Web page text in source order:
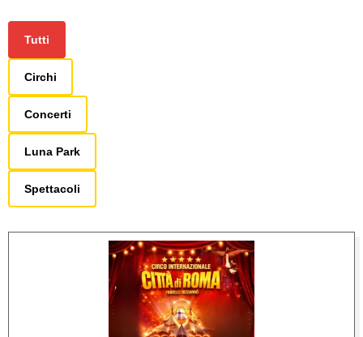
Tutti
Circhi
Concerti
Luna Park
Spettacoli